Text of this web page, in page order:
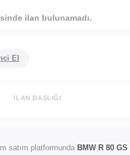
ilan bulunamadı.
El
İLAN BAŞLIĞI
satım platformunda BMW R 80 GS